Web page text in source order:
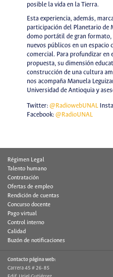
posible la vida en la Tierra.
Esta experiencia, además,
participación del Planetario de
domo portátil de gran formato,
nuevos públicos en un
comercial. Para profundizar en
propuesta, su dimensión
construcción de una cultura
nos acompaña Manuela
Universidad de Antioquia y
Twitter: @RadiowebUNAL
Facebook: @RadioUNAL
Régimen Legal
Talento humano
Contratación
Ofertas de empleo
Rendición de cuentas
Concurso docente
Pago virtual
Control interno
Calidad
Buzón de notificaciones
Contacto página web:
Carrera 45 # 26-85